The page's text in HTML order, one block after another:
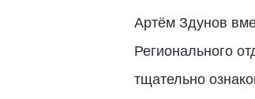
Артём Здунов
Регионального
тщательно